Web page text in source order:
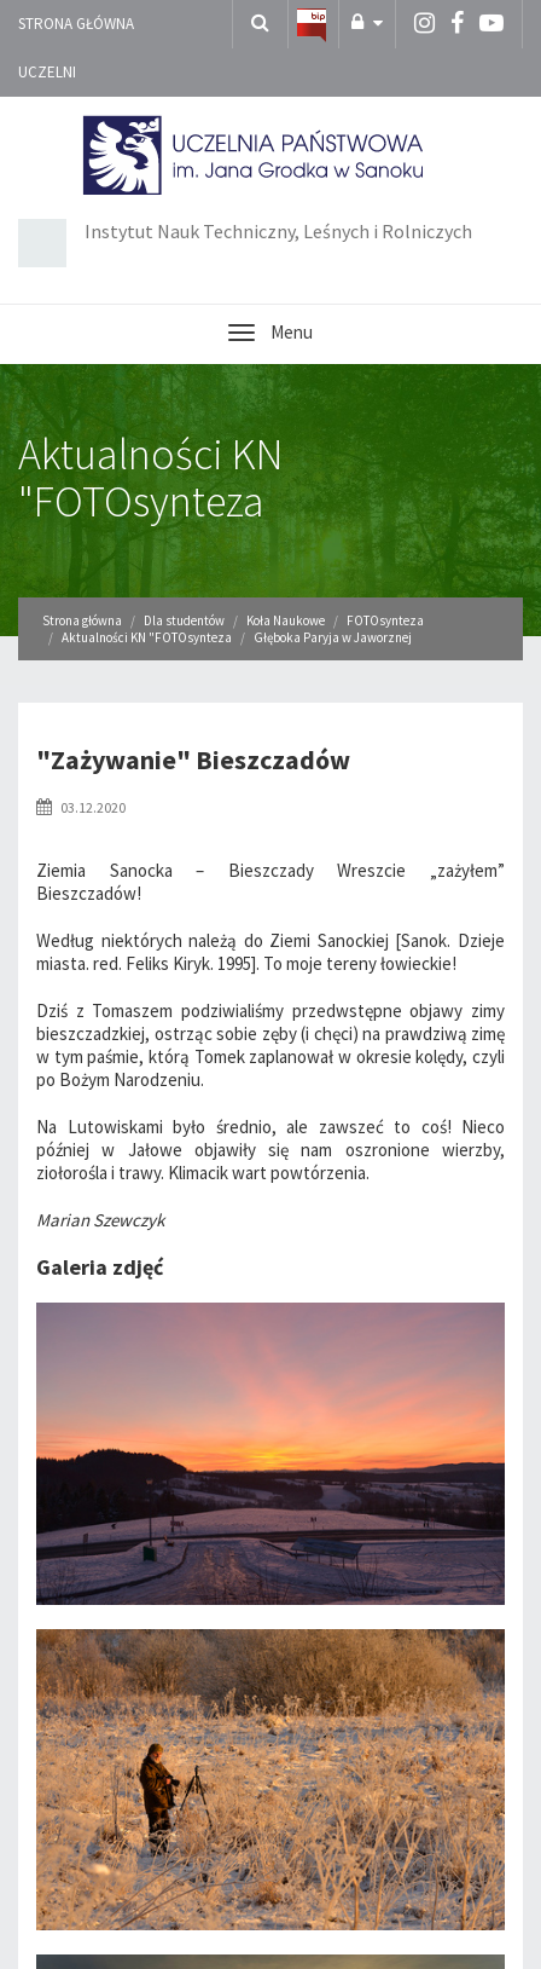
STRONA GŁÓWNA
UCZELNI
Instytut Nauk Techniczny, Leśnych i Rolniczych
Menu
Aktualności KN
"FOTOsynteza
Strona główna Dla studentów Koła Naukowe
FOTOsynteza
Aktualności KN "FOTOsynteza
Głęboka Paryja w Jaworznej
"Zażywanie" Bieszczadów
03.12.2020
Ziemia Sanocka – Bieszczady Wreszcie „zażyłem”
Bieszczadów!
Według niektórych należą do Ziemi Sanockiej [Sanok. Dzieje
miasta. red. Feliks Kiryk. 1995]. To moje tereny łowieckie!
Dziś z Tomaszem podziwialiśmy przedwstępne objawy zimy
bieszczadzkiej, ostrząc sobie zęby (i chęci) na prawdziwą zimę
w tym paśmie, którą Tomek zaplanował w okresie kolędy, czyli
po Bożym Narodzeniu.
Na Lutowiskami było średnio, ale zawszeć to coś! Nieco
później w Jałowe objawiły się nam oszronione wierzby,
ziołorośla i trawy. Klimacik wart powtórzenia.
Marian Szewczyk
Galeria zdjęć